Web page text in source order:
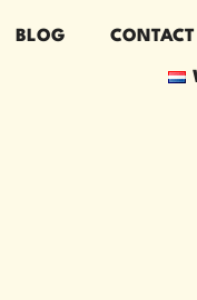
BLOG CONTACT